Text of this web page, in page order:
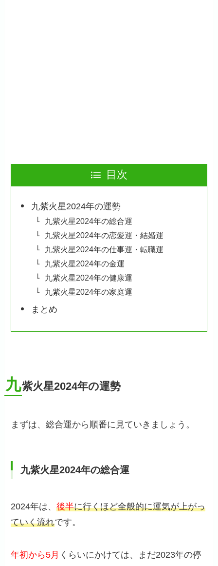
目次
九紫火星2024年の運勢
九紫火星2024年の総合運
九紫火星2024年の恋愛運・結婚運
九紫火星2024年の仕事運・転職運
九紫火星2024年の金運
九紫火星2024年の健康運
九紫火星2024年の家庭運
まとめ
九紫火星2024年の運勢
まずは、総合運から順番に見ていきましょう。
九紫火星2024年の総合運
2024年は、後半に行くほど全般的に運気が上がっ
ていく流れです。
年初から5月 くらいにかけては、まだ2023年の停